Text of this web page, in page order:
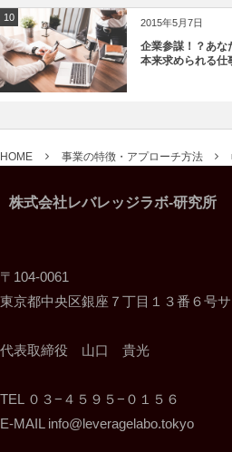
10 2015年5月7日
企業参謀！？あな
本来求められる仕
HOME 事業の特徴・アプローチ方法
株式会社レバレッジラボ-研究所
〒104-0061
東京都中央区銀座７丁目１３番６号
代表取締役 山口 貴光
TEL ０３−４５９５−０１５６
E-MAIL info@leveragelabo.tokyo